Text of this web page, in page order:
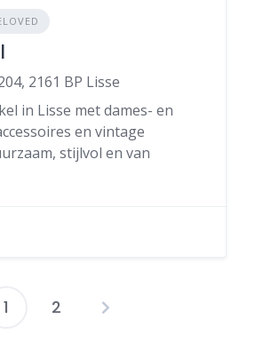
2161 BP Lisse
in Lisse met dames- en
en vintage
stijlvol en van
Berichten
1 2